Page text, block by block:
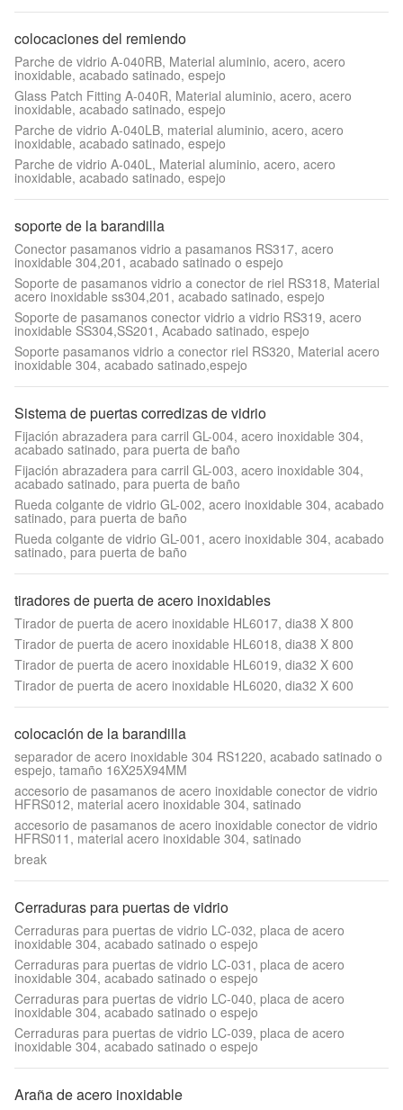
colocaciones del remiendo
Parche de vidrio A-040RB, Material aluminio, acero, acero
inoxidable, acabado satinado, espejo
Glass Patch Fitting A-040R, Material aluminio, acero, acero
inoxidable, acabado satinado, espejo
Parche de vidrio A-040LB, material aluminio, acero, acero
inoxidable, acabado satinado, espejo
Parche de vidrio A-040L, Material aluminio, acero, acero
inoxidable, acabado satinado, espejo
soporte de la barandilla
Conector pasamanos vidrio a pasamanos RS317, acero
inoxidable 304,201, acabado satinado o espejo
Soporte de pasamanos vidrio a conector de riel RS318, Material
acero inoxidable ss304,201, acabado satinado, espejo
Soporte de pasamanos conector vidrio a vidrio RS319, acero
inoxidable SS304,SS201, Acabado satinado, espejo
Soporte pasamanos vidrio a conector riel RS320, Material acero
inoxidable 304, acabado satinado,espejo
Sistema de puertas corredizas de vidrio
Fijación abrazadera para carril GL-004, acero inoxidable 304,
acabado satinado, para puerta de baño
Fijación abrazadera para carril GL-003, acero inoxidable 304,
acabado satinado, para puerta de baño
Rueda colgante de vidrio GL-002, acero inoxidable 304, acabado
satinado, para puerta de baño
Rueda colgante de vidrio GL-001, acero inoxidable 304, acabado
satinado, para puerta de baño
tiradores de puerta de acero inoxidables
Tirador de puerta de acero inoxidable HL6017, dia38 X 800
Tirador de puerta de acero inoxidable HL6018, dia38 X 800
Tirador de puerta de acero inoxidable HL6019, dia32 X 600
Tirador de puerta de acero inoxidable HL6020, dia32 X 600
colocación de la barandilla
separador de acero inoxidable 304 RS1220, acabado satinado o
espejo, tamaño 16X25X94MM
accesorio de pasamanos de acero inoxidable conector de vidrio
HFRS012, material acero inoxidable 304, satinado
accesorio de pasamanos de acero inoxidable conector de vidrio
HFRS011, material acero inoxidable 304, satinado
break
Cerraduras para puertas de vidrio
Cerraduras para puertas de vidrio LC-032, placa de acero
inoxidable 304, acabado satinado o espejo
Cerraduras para puertas de vidrio LC-031, placa de acero
inoxidable 304, acabado satinado o espejo
Cerraduras para puertas de vidrio LC-040, placa de acero
inoxidable 304, acabado satinado o espejo
Cerraduras para puertas de vidrio LC-039, placa de acero
inoxidable 304, acabado satinado o espejo
Araña de acero inoxidable